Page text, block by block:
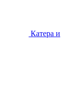
Катера и